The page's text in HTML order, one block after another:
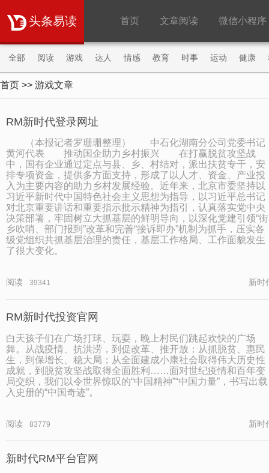
头条易读 首页 文章阅读 微信小程序
全部 阅读 游戏 达人 情感 教育 时事 运动 健康
购物 旅游 职场
首页 >> 游戏文章
RM新时代登录网址
（本报记者罗珊珊整理） 中石化湖南分公司党委书记
黄河代表 推动国企助力乡村振兴 在打赢脱贫攻坚战
中，国有企业通过定点与县、乡、村结对，派出扶贫专干，安
排专项资金，提供多方面支持，形成了以人才、资金、产业投
入为主要内容的助力乡村发展经验。近年来，北京市委坚持以
习近平新时代中国特色社会主义思想为指导，以习近平总书记
对北京重要讲话和重要指示批示精神为指引，认真落实党中央
决策部署，牢固树立大抓基层的鲜明导向，以深化党建引领“街
乡吹哨、部门报到”改革和完善“接诉即办”机制为抓手，压实各
级党组织共抓基层治理的责任，基层工作格局、工作面貌发生
了很大变化。
阅读 39341 新时
RM新时代投资官网
白天孩子们在广场打球、玩耍，晚上村民们跳起欢快的广场
舞。从战疫情、抗洪涝，到促改革、推开放；从抓脱贫、惠民
生，到保增长、稳大局；从全面建成小康社会取得伟大历史性
成就，到脱贫攻坚战取得全面胜利……面对世纪疫情和百年变
局交织，我们以令世界惊叹的“中国精神”“中国力量”，书写出载
入史册的“中国奇迹”。
阅读 83779 新时
新时代RM平台官网